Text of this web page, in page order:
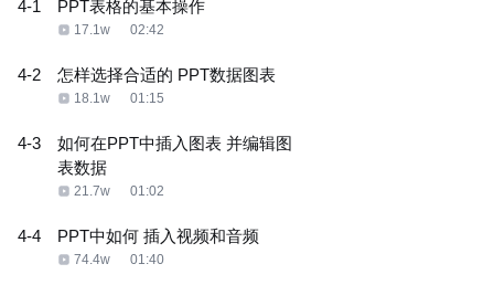
4-1 PPT表格的基本操作
17.1w 02:42
4-2 怎样选择合适的 PPT数据图表
18.1w 01:15
4-3
如何在PPT中插入图表 并编辑图
表数据
21.7w 01:02
4-4 PPT中如何 插入视频和音频
74.4w 01:40